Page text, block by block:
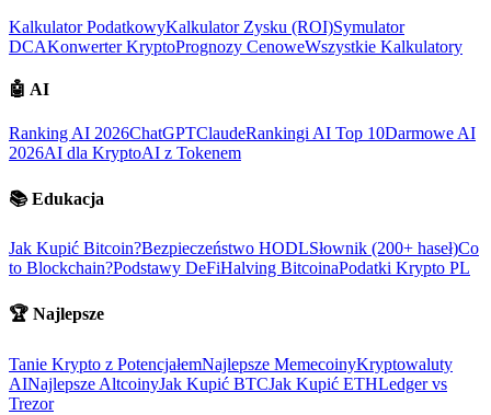
Kalkulator PodatkowyKalkulator Zysku (ROI)Symulator
DCAKonwerter KryptoPrognozy CenoweWszystkie Kalkulatory
🤖 AI
Ranking AI 2026ChatGPTClaudeRankingi AI Top 10Darmowe AI
2026AI dla KryptoAI z Tokenem
📚 Edukacja
Jak Kupić Bitcoin?Bezpieczeństwo HODLSłownik (200+ haseł)Co
to Blockchain?Podstawy DeFiHalving BitcoinaPodatki Krypto PL
🏆 Najlepsze
Tanie Krypto z PotencjałemNajlepsze MemecoinyKryptowaluty
AINajlepsze AltcoinyJak Kupić BTCJak Kupić ETHLedger vs
Trezor